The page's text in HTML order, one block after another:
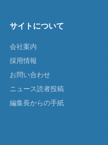
サイトについて
会社案内
採用情報
お問い合わせ
ニュース読者投稿
編集長からの手紙